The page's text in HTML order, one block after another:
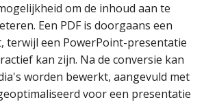
om de inhoud aan te
Een PDF is doorgaans een
terwijl een PowerPoint-presentatie
kan zijn. Na de conversie kan
worden bewerkt, aangevuld met
voor een presentatie